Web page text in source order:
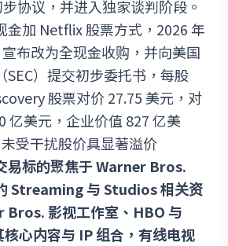
协议，并进入独家谈判阶段。
金加 Netflix 股票方式，2026 年
布改为全现金收购，并向美国
SEC）提交初步委托书，每股
股票对价 27.75 美元，对
亿美元，企业价值 827 亿美
受干扰股价具显著溢价
易标的聚焦于 Warner Bros.
Streaming 与 Studios 相关资
Bros. 影视工作室、HBO 与
心内容与 IP 组合，有线电视